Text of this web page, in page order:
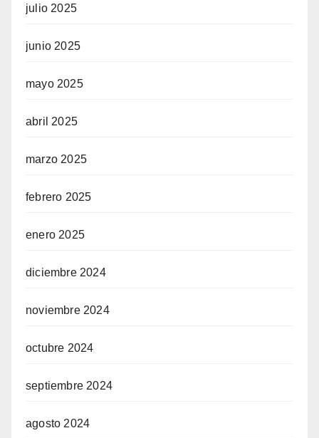
julio 2025
junio 2025
mayo 2025
abril 2025
marzo 2025
febrero 2025
enero 2025
diciembre 2024
noviembre 2024
octubre 2024
septiembre 2024
agosto 2024